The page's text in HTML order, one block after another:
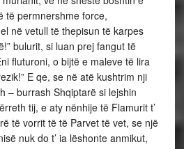
të permnershme force,
në vetull të thepisun të karpes
bulurit, si luan prej fangut të
fluturoni, o bijtë e maleve të lira
E qe, se në atë kushtrim nji
– burrash Shqiptarë si lejshin
tij, e aty nënhije të Flamurit t’
të vorrit të të Parvet të vet, se një
nuk do t’ ia lëshonte anmikut,